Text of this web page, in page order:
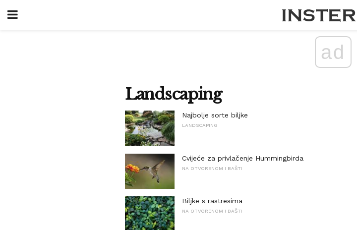
ad
Landscaping
Najbolje sorte biljke
LANDSCAPING
Cvijeće za privlačenje Hummingbirda
NA OTVORENOM I BAŠTI
Biljke s rastresima
NA OTVORENOM I BAŠTI